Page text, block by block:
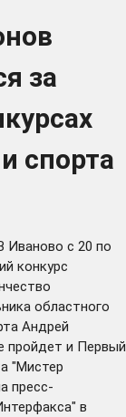
за
спорта
с 20 по
конкурс
областного
Андрей
пройдет и Первый
"Мистер
пресс-
в